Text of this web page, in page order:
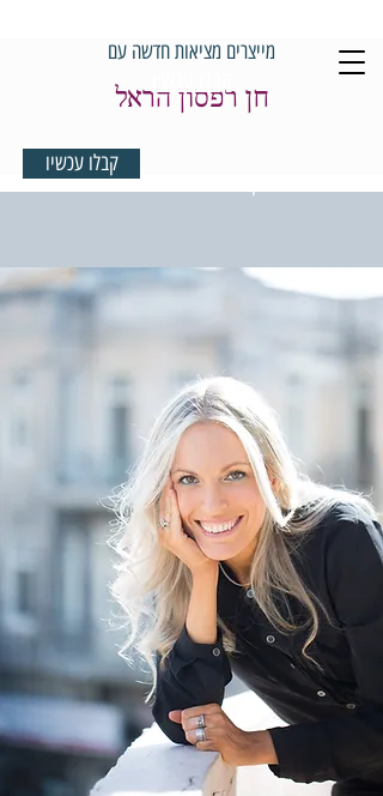
מייצרים מציאות חדשה עם
חן רפסון הראל
קבלו עכשיו